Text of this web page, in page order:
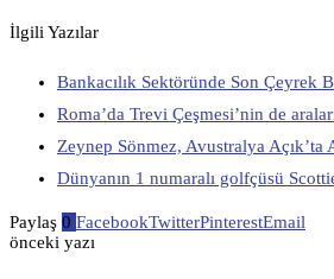
İlgili Yazılar
Bankacılık Sektöründe Son Çeyrek
Roma’da Trevi Çeşmesi’nin de
Zeynep Sönmez, Avustralya
Dünyanın 1 numaralı golfçüsü
Paylaş 0 FacebookTwitterPinterestEmail
önceki yazı